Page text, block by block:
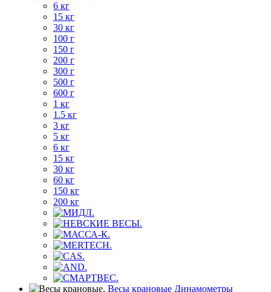
6 кг
15 кг
30 кг
100 г
150 г
200 г
300 г
500 г
600 г
1 кг
1.5 кг
3 кг
5 кг
6 кг
15 кг
30 кг
60 кг
150 кг
200 кг
Весы крановые Динамометры